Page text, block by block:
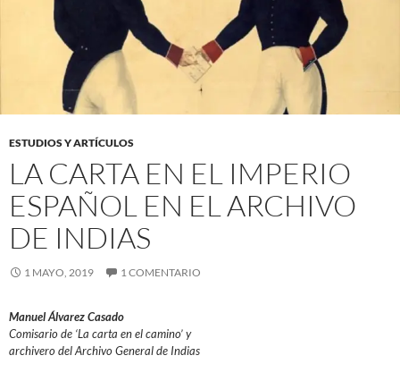
ESTUDIOS Y ARTÍCULOS
LA CARTA EN EL IMPERIO
ESPAÑOL EN EL ARCHIVO
DE INDIAS
1 MAYO, 2019 1 COMENTARIO
Manuel Álvarez Casado
Comisario de ‘La carta en el camino’ y
archivero del Archivo General de Indias